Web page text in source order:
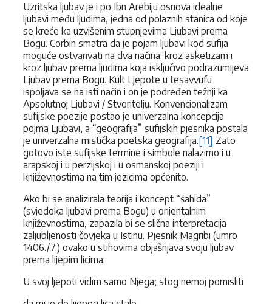
Uzritska ljubav je i po Ibn Arebiju osnova idealne
ljubavi među ljudima, jedna od polaznih stanica od koje
se kreće ka uzvišenim stupnjevima Ljubavi prema
Bogu. Corbin smatra da je pojam ljubavi kod sufija
moguće ostvarivati na dva načina: kroz asketizam i
kroz ljubav prema ljudima koja isključivo podrazumijeva
Ljubav prema Bogu. Kult Ljepote u tesavvufu
ispoljava se na isti način i on je podređen težnji ka
Apsolutnoj Ljubavi / Stvoritelju. Konvencionalizam
sufijske poezije postao je univerzalna koncepcija
pojma Ljubavi, a “geografija” sufijskih pjesnika postala
je univerzalna mistička poetska geografija. [11] Zato
gotovo iste sufijske termine i simbole nalazimo i u
arapskoj i u perzijskoj i u osmanskoj poeziji i
književnostima na tim jezicima općenito.
Ako bi se analizirala teorija i koncept “šahida”
(svjedoka ljubavi prema Bogu) u orijentalnim
književnostima, zapazila bi se slična interpretacija
zaljubljenosti čovjeka u Istinu. Pjesnik Magribi (umro
1406./7.) ovako u stihovima objašnjava svoju ljubav
prema lijepim licima:
U svoj ljepoti vidim samo Njega; stog nemoj pomisliti